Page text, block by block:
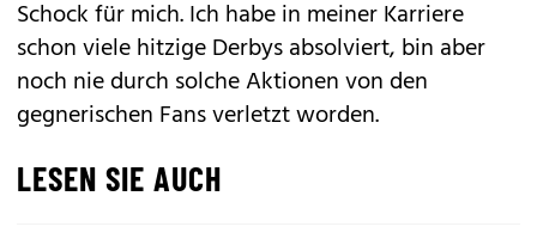
Schock für mich. Ich habe in meiner Karriere
schon viele hitzige Derbys absolviert, bin aber
noch nie durch solche Aktionen von den
gegnerischen Fans verletzt worden.
LESEN SIE AUCH